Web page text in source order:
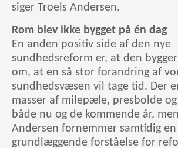
siger Troels Andersen.
Rom blev ikke bygget på én dag
En anden positiv side af den nye
sundhedsreform er, at den
om, at en så stor forandring af
sundhedsvæsen vil tage tid. Der
masser af milepæle, presbolde
både nu og de kommende år,
Andersen fornemmer samtidig en
grundlæggende forståelse for